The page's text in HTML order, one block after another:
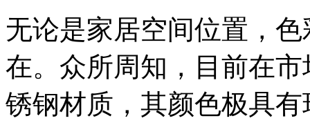
无论是家居空间位置，
在。众所周知，目前在
锈钢材质，其颜色极具